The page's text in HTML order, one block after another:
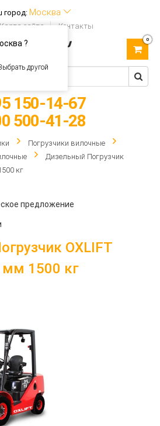
город: Москва
?
другой
Карта сайта Контакты
0
150-14-67
500-41-28
Погрузчики вилочные
Дизельный Погрузчик
кг
предложение
OXLIFT
мм 1500 кг